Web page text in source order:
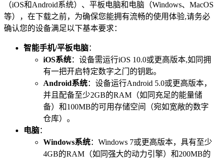
（iOS和Android系统）、平板电脑和电脑（Windows、MacOS
等），在下载之前，为确保您能拥有流畅的使用体验,请务必
确认您的设备满足以下基本要求：
智能手机/平板电脑：
iOS系统：设备需运行iOS 10.0或更高版本,如同拥
有一把开启特定数字之门的钥匙。
Android系统：设备运行Android 5.0或更高版本，
并且配备至少2GB的RAM（如同充足的能量储
备）和100MB的可用存储空间（宛如宽敞的数字
仓库）。
电脑：
Windows系统：Windows 7或更高版本，具有至少
4GB的RAM（如同强大的动力引擎）和200MB的